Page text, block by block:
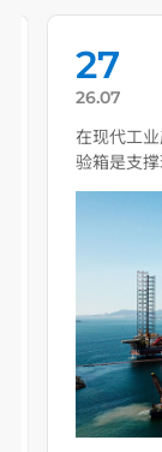
27
26.07
在现代工业
验箱是支撑
从来不 […]